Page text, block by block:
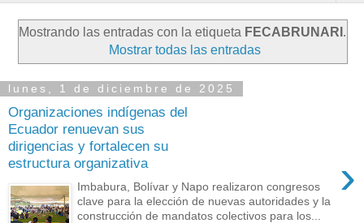
Mostrando las entradas con la etiqueta FECABRUNARI .
Mostrar todas las entradas
lunes, 1 de diciembre de 2025
Organizaciones indígenas del
Ecuador renuevan sus
dirigencias y fortalecen su
estructura organizativa
›
Imbabura, Bolívar y Napo realizaron congresos
clave para la elección de nuevas autoridades y la
construcción de mandatos colectivos para los...